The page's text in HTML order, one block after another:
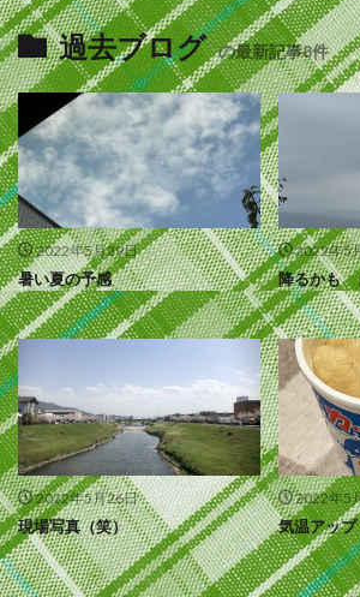
過去ブログ の最新記事8件
2022年5月29日
暑い夏の予感
2022年5
降るかも
2022年5月26日
現場写真（笑）
2022年5
気温アッ